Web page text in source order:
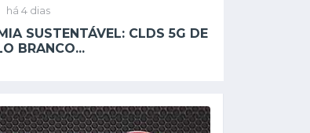
há 4 dias
SUSTENTÁVEL: CLDS 5G DE
BRANCO...